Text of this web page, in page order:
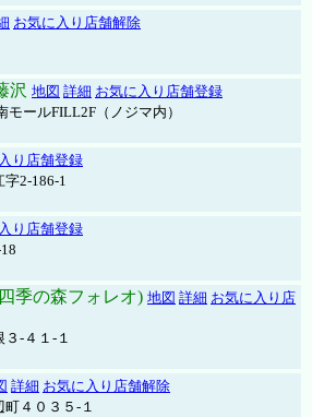
お気に入り店舗解除
沢 地図 詳細 お気に入り店舗登録
ールFILL2F（ノジマ内）
り店舗登録
2-186-1
り店舗登録
季の森フォレオ) 地図 詳細 お気に入り店
-４１-１
詳細 お気に入り店舗解除
４０３５-１